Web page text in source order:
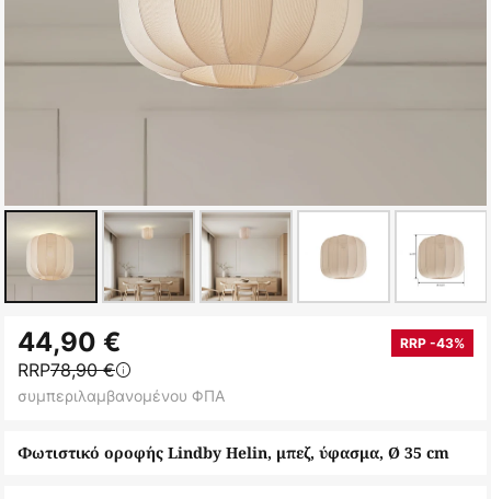
στην
αρχή
της
εικόνων
Φωτιστικό οροφής Lindby Helin, μπεζ, ύφασμα, Ø 35 cm
44,90 € RRP -43%
RRP78,90 €
συμπεριλαμβανομένου ΦΠΑ